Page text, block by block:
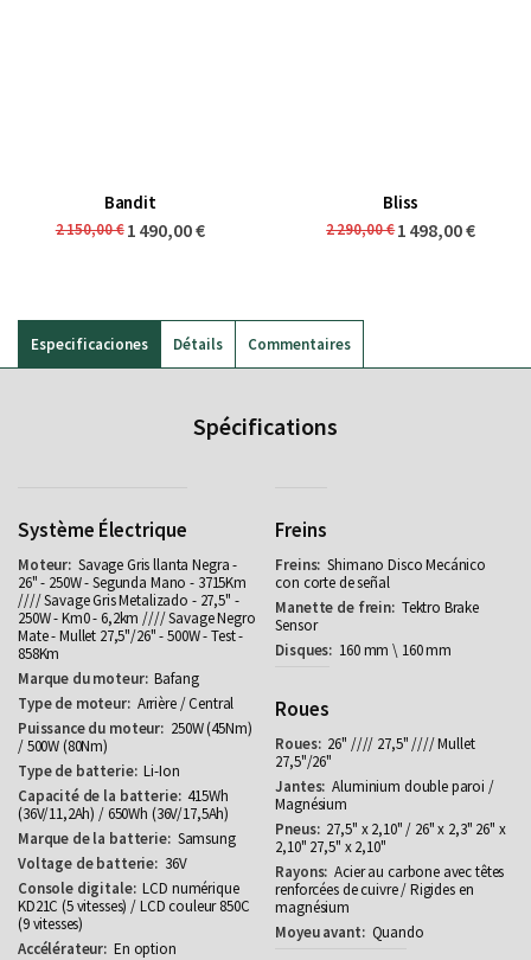
Bandit
2 150,00 €1 490,00 €
Bliss
2 290,00 €1 498,00 €
Especificaciones
Spécifications
Système Électrique
Savage Gris llanta Negra -
26" - 250W - Segunda Mano - 3715Km
//// Savage Gris Metalizado - 27,5" -
250W - Km0 - 6,2km //// Savage Negro
Mate - Mullet 27,5"/26" - 500W - Test -
858Km
Bafang
Arrière / Central
250W (45Nm)
/ 500W (80Nm)
Li-Ion
415Wh
(36V/11,2Ah) / 650Wh (36V/17,5Ah)
Samsung
36V
LCD numérique
KD21C (5 vitesses) / LCD couleur 850C
(9 vitesses)
En option
Freins
Shimano Disco Mecánico
con corte de señal
Tektro Brake
Sensor
160 mm \ 160 mm
Roues
26" //// 27,5" //// Mullet
27,5"/26"
Aluminium double paroi /
Magnésium
27,5" x 2,10" / 26" x 2,3" 26" x
2,10" 27,5" x 2,10"
Acier au carbone avec têtes
renforcées de cuivre / Rigides en
magnésium
Quando
Détails Commentaires